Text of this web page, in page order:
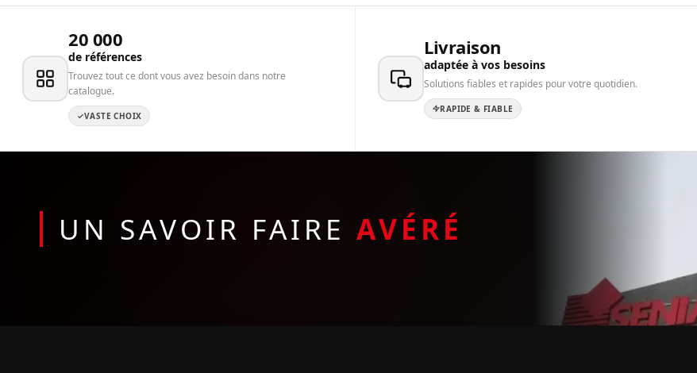
20 000
de références
Trouvez tout ce dont vous avez besoin dans notre
catalogue.
VASTE CHOIX
Livraison
adaptée à vos besoins
Solutions fiables et rapides pour votre quotidien.
RAPIDE & FIABLE
UN SAVOIR FAIRE AVÉRÉ